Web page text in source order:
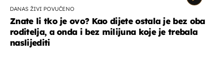
DANAS ŽIVI POVUČENO
Znate li tko je ovo? Kao dijete ostala je bez oba
roditelja, a onda i bez milijuna koje je trebala
naslijediti